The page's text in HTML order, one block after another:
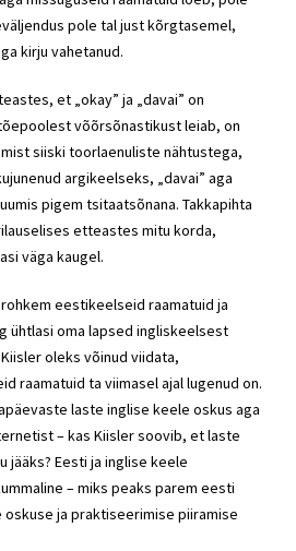
pole tal just kõrgtasemel,
kirju vahetanud.
et „okay” ja „davai” on
võõrsõnastikust leiab, on
siiski toorlaenuliste nähtustega,
argikeelseks, „davai” aga
pigem tsitaatsõnana. Takkapihta
etteastes mitu korda,
väga kaugel.
eestikeelseid raamatuid ja
ühtlasi oma lapsed ingliskeelsest
oleks võinud viidata,
raamatuid ta viimasel ajal lugenud on.
laste inglise keele oskus aga
– kas Kiisler soovib, et laste
jääks? Eesti ja inglise keele
– miks peaks parem eesti
ja praktiseerimise piiramise